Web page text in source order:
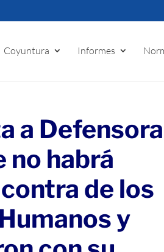
Coyuntura Informes
a Defensora
no habrá
de los
y